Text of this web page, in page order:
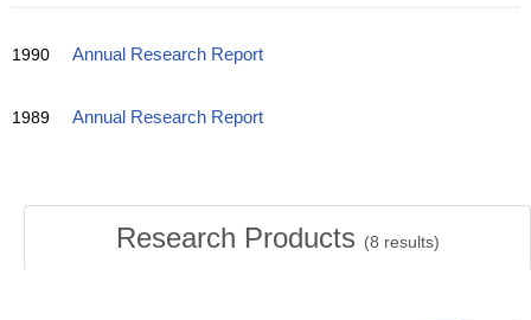
1990 Annual Research Report
1989 Annual Research Report
Research Products (8 results)